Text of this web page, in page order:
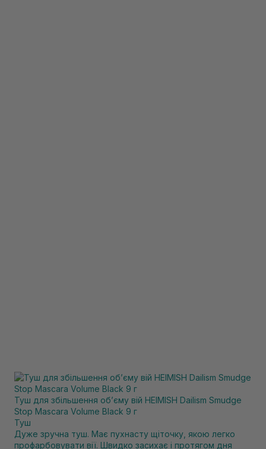
Туш для збільшення об’єму вій HEIMISH Dailism Smudge
Stop Mascara Volume Black 9 г
Туш
Дуже зручна туш. Має пухнасту щіточку, якою легко
профарбовувати вії. Швидко засихає і протягом дня